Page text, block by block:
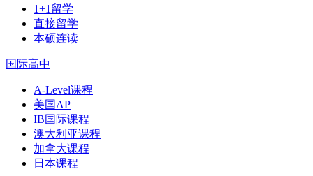
1+1留学
直接留学
本硕连读
国际高中
A-Level课程
美国AP
IB国际课程
澳大利亚课程
加拿大课程
日本课程